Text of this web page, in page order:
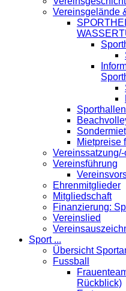
Vereinsgelände
Mietpreise
Vereinsführung
Ehrenmitglieder
Mitgliedschaft
Finanzierung:
Vereinslied
Sport ...
Übersicht
Fussball
Rückblick)